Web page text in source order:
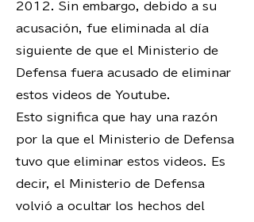
2012. Sin embargo, debido a su
acusación, fue eliminada al día
siguiente de que el Ministerio de
Defensa fuera acusado de eliminar
estos videos de Youtube.
Esto significa que hay una razón
por la que el Ministerio de Defensa
tuvo que eliminar estos videos. Es
decir, el Ministerio de Defensa
volvió a ocultar los hechos del